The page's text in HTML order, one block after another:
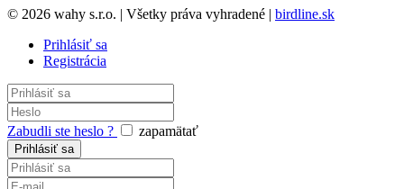
© 2026 wahy s.r.o. | Všetky práva vyhradené | birdline.sk
Prihlásiť sa
Registrácia
Zabudli ste heslo ? zapamätať